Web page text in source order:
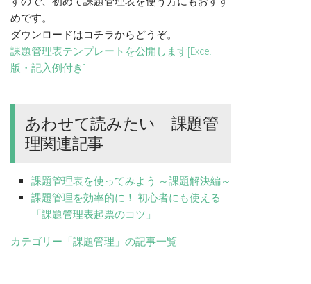
めです。
ダウンロードはコチラからどうぞ。
課題管理表テンプレートを公開します[Excel
版・記入例付き]
あわせて読みたい 課題管
理関連記事
課題管理表を使ってみよう ～課題解決編～
課題管理を効率的に！ 初心者にも使える
「課題管理表起票のコツ」
カテゴリー「課題管理」の記事一覧